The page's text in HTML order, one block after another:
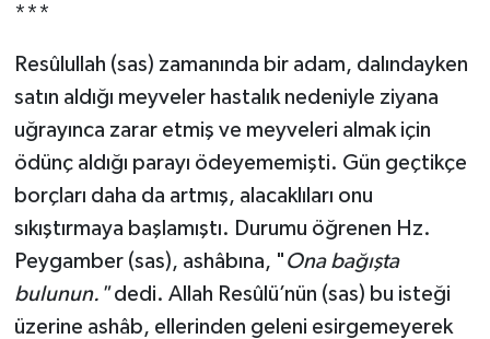
***
Resûlullah (sas) zamanında bir adam, dalındayken
satın aldığı meyveler hastalık nedeniyle ziyana
uğrayınca zarar etmiş ve meyveleri almak için
ödünç aldığı parayı ödeyememişti. Gün geçtikçe
borçları daha da artmış, alacaklıları onu
sıkıştırmaya başlamıştı. Durumu öğrenen Hz.
Peygamber (sas), ashâbına, " Ona bağışta
bulunun."dedi. Allah Resûlü’nün (sas) bu isteği
üzerine ashâb, ellerinden geleni esirgemeyerek
Kırıkkale Müftülüğü
Kırklareli Müftülüğü
Kırşehir Müftülüğü
Kocaeli Müftülüğü
Konya Müftülüğü